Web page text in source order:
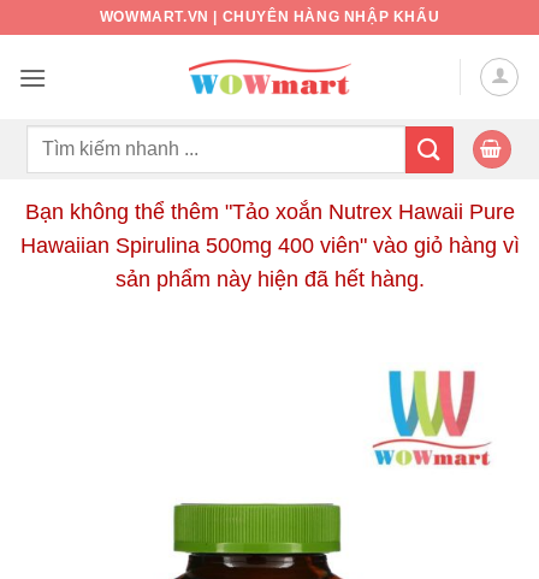
nội
WOWMART.VN | CHUYÊN HÀNG NHẬP KHẨU
Tìm
Bạn không thể thêm "Tảo xoắn Nutrex Hawaii Pure
Hawaiian Spirulina 500mg 400 viên" vào giỏ hàng vì
sản phẩm này hiện đã hết hàng.